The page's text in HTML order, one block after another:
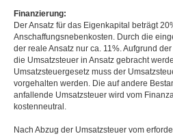
Finanzierung:
Der Ansatz für das Eigenkapital beträgt
Anschaffungsnebenkosten. Durch die
der reale Ansatz nur ca. 11%. Aufgrund
die Umsatzsteuer in Ansatz gebracht
Umsatzsteuergesetz muss der
vorgehalten werden. Die auf andere
anfallende Umsatzsteuer wird vom
kostenneutral.
Nach Abzug der Umsatzsteuer vom